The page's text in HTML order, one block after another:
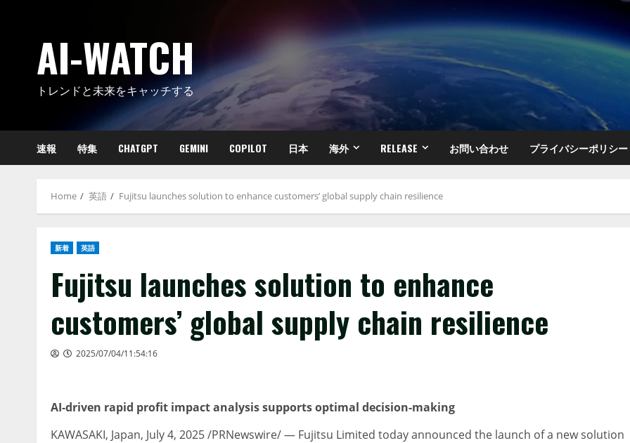
AI-WATCH
トレンドと未来をキャッチする
速報 特集 CHATGPT GEMINI COPILOT 日本 海外 RELEASE お問い合わせ プライバシーポリシー
Home 英語 Fujitsu launches solution to enhance customers’ global supply chain resilience
新着 英語
Fujitsu launches solution to enhance
customers’ global supply chain resilience
2025/07/04/11:54:16
AI-driven rapid profit impact analysis supports optimal decision-making
KAWASAKI, Japan, July 4, 2025/PRNewswire/ — Fujitsu Limited today announced the launch of a new solution